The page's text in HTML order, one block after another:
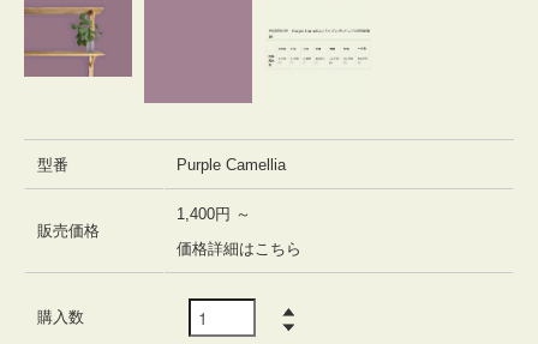
型番 Purple Camellia
販売価格
1,400円 ～
価格詳細はこちら
購入数